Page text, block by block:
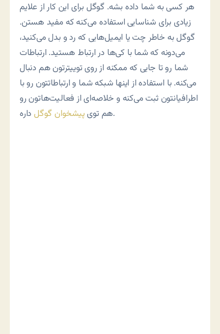
هر کسی به شما داده بشه. گوگل برای این کار از علایم
زیادی برای شناسایی استفاده می‌کنه که مفید هستن.
گوگل به خاطر چت یا ایمیل‌هایی که رد و بدل می‌کنید،
می‌دونه که شما با کی‌ها در ارتباط هستید. ارتباطات
شما رو تا جایی که ممکنه از روی توییترتون هم دنبال
می‌کنه. با استفاده از اینها شبکه شما و ارتباطاتتون رو با
اطرافیانتون ثبت می‌کنه و خلاصه‌ای از فعالیت‌هاتون رو
هم تویپیشخوان گوگل داره.